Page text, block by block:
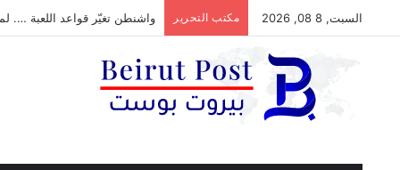
السبت, 8 08, 2026 مكتب التحرير واشنطن تغيّر قواعد اللعبة ….